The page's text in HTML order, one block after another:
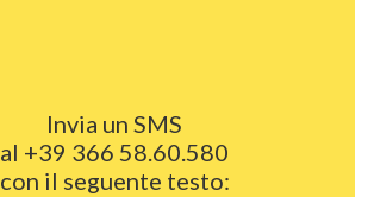
Invia un SMS
al +39 366 58.60.580
con il seguente testo: